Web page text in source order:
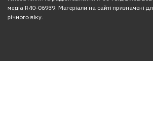
медіа R40-06939. Матеріали на сайті призначені
річного віку.